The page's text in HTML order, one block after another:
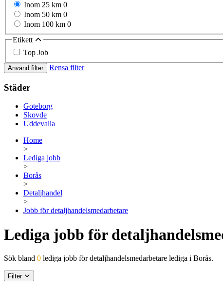
Inom 25 km 0
Inom 50 km 0
Inom 100 km 0
Etikett
Top Job
Använd filter Rensa filter
Städer
Goteborg
Skovde
Uddevalla
Home
>
Lediga jobb
>
Borås
>
Detaljhandel
>
Jobb för detaljhandelsmedarbetare
Lediga jobb för
Sök bland 0 lediga jobb för detaljhandelsmedarbetare lediga i Borås.
Filter